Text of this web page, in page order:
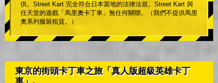
供。Street Kart 完全符合日本當地的法律法規。Street Kart 與
任天堂的遊戲「馬里奧卡丁車」無任何關聯。（我們不提供馬里
奧系列服裝租賃。）
東京的街頭卡丁車之旅「真人版超級英雄卡丁